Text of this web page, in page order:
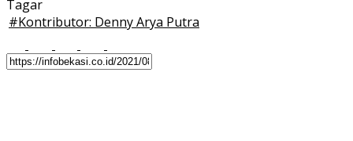
Tagar
#Kontributor: Denny Arya Putra